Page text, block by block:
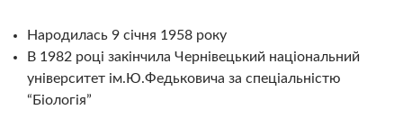
Народилась 9 січня 1958 року
В 1982 році закінчила Чернівецький національний
університет ім.Ю.Федьковича за спеціальністю
“Біологія”